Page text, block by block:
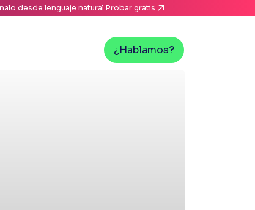
desde lenguaje natural.Probar gratis
¿Hablamos?